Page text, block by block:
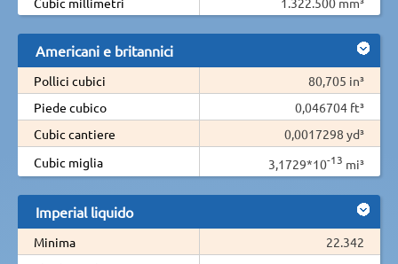
Americani e britannici
Pollici cubici
80,705 in³
Piede cubico
0,046704 ft³
Cubic cantiere
0,0017298 yd³
Cubic miglia
3,1729*10-13 mi³
Imperial liquido
Minima
22.342